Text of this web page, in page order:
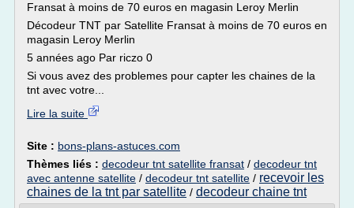
Fransat à moins de 70 euros en magasin Leroy Merlin
Décodeur TNT par Satellite Fransat à moins de 70 euros en
magasin Leroy Merlin
5 années ago Par riczo 0
Si vous avez des problemes pour capter les chaines de la
tnt avec votre...
Lire la suite
Site : bons-plans-astuces.com
Thèmes liés : decodeur tnt satellite fransat / decodeur tnt
avec antenne satellite / decodeur tnt satellite / recevoir les
chaines de la tnt par satellite / decodeur chaine tnt